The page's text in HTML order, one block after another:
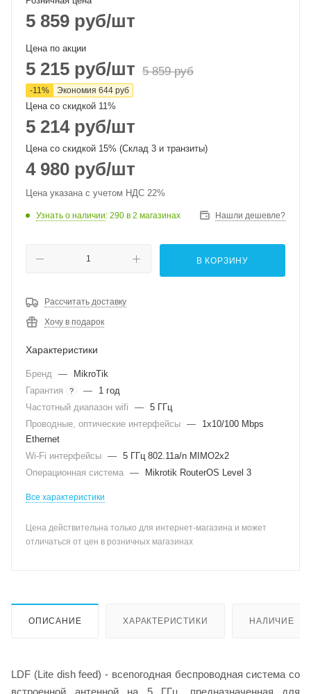
5 859 руб/шт
Цена по акции
5 215 руб/шт 5 859руб
-11% Экономия 644 руб
Цена со скидкой 11%
5 214руб/шт
Цена со скидкой 15% (Склад 3 и транзиты)
4 980 руб/шт
Цена указана с учетом НДС 22%
Узнать о наличии: 290 в 2 магазинах Нашли дешевле?
В КОРЗИНУ
Рассчитать доставку
Хочу в подарок
Характеристики
Бренд —
MikroTik
Гарантия
? —
1 год
Частотный диапазон wifi
— 5 ГГц
Проводные, оптические интерфейсы —
1x10/100 Mbps
Ethernet
Wi-Fi интерфейсы — 5 ГГц 802.11a/n MIMO2x2
Операционная система — Mikrotik RouterOS Level 3
Все характеристики
Цена действительна только для интернет-магазина и может
отличаться от цен в розничных магазинах
ОПИСАНИЕ ХАРАКТЕРИСТИКИ НАЛИЧИЕ
LDF (Lite dish feed) - всепогодная беспроводная система со
встроенной антенной на 5 ГГц, предназначенная для